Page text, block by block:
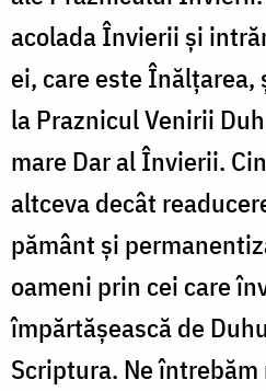
acolada Învierii și
ei, care este Înălțarea,
la Praznicul Venirii
mare Dar al Învierii.
altceva decât
pământ și
oameni prin cei care
împărtășească de
Scriptura. Ne